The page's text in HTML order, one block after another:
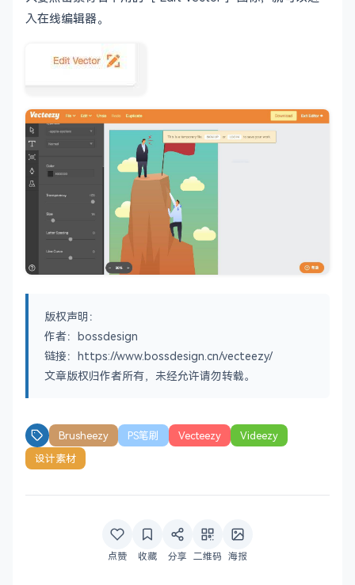
入在线编辑器。
版权声明：
作者：bossdesign
链接：https://www.bossdesign.cn/vecteezy/
文章版权归作者所有，未经允许请勿转载。
Brusheezy PS笔刷 Vecteezy
Videezy
设计素材
点赞 收藏 分享 二维码 海报